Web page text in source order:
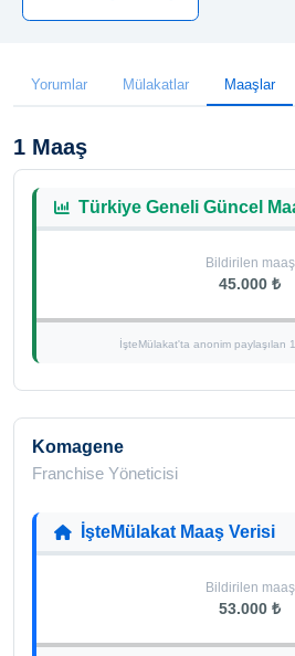
Yorumlar Mülakatlar Maaşlar
1 Maaş
Türkiye Geneli Güncel
Bildirilen maaş
45.000 ₺
İşteMülakat'ta anonim paylaşılan
Komagene
Franchise Yöneticisi
İşteMülakat Maaş Verisi
Bildirilen maaş
53.000 ₺